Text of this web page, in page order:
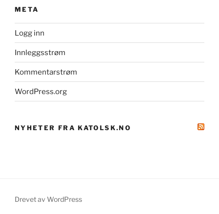
META
Logg inn
Innleggsstrøm
Kommentarstrøm
WordPress.org
NYHETER FRA KATOLSK.NO
Drevet av WordPress